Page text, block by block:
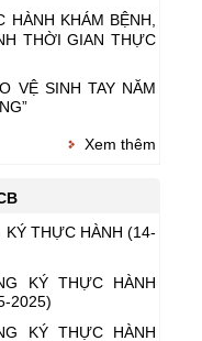
HÀNH KHÁM BỆNH,
THỜI GIAN THỰC
VỆ SINH TAY NĂM
Xem thêm
THỰC HÀNH (14-
KÝ THỰC HÀNH
2025)
KÝ THỰC HÀNH